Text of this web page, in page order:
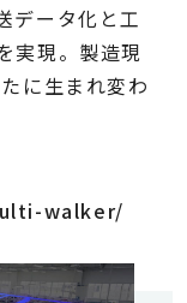
データ化と工
実現。製造現
に生まれ変わ
walker/